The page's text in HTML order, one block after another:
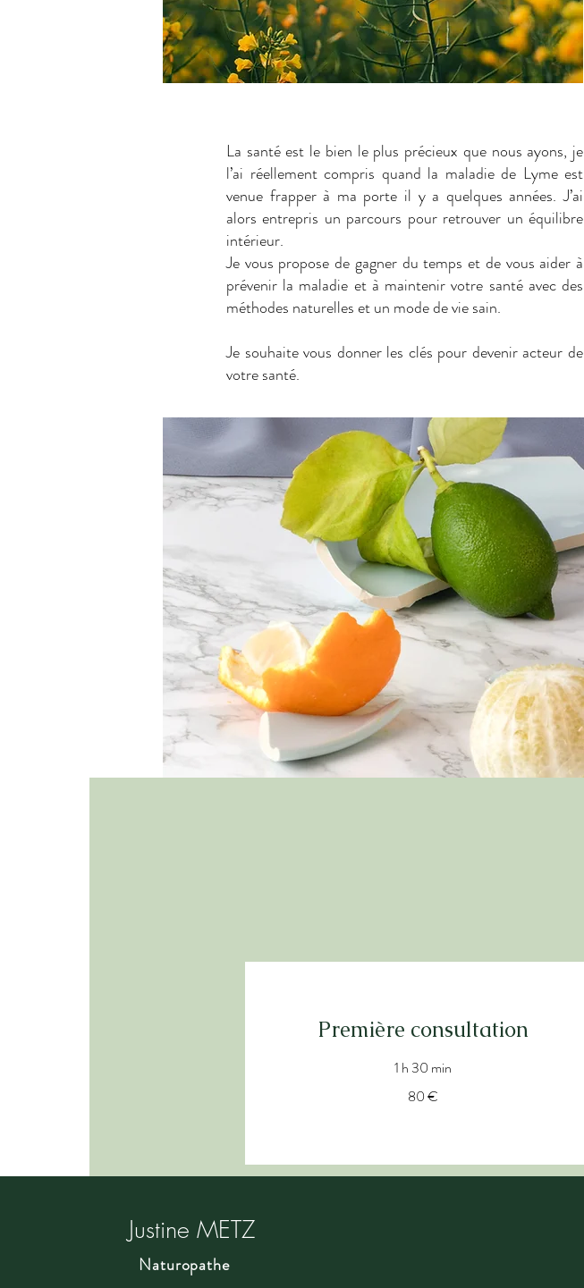
La santé est le bien le plus précieux que nous ayons, je
l’ai réellement compris quand la maladie de Lyme est
venue frapper à ma porte il y a quelques années. J’ai
alors entrepris un parcours pour retrouver un équilibre
intérieur.
Je vous propose de gagner du temps et de vous aider à
prévenir la maladie et à maintenir votre santé avec des
méthodes naturelles et un mode de vie sain.
Je souhaite vous donner les clés pour devenir acteur de
votre santé.
Première consultation
1 h 30 min
80 €
Justine METZ
Naturopathe